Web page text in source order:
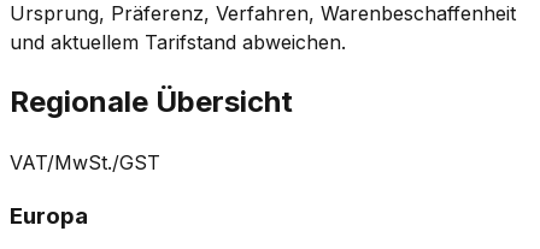
Ursprung, Präferenz, Verfahren, Warenbeschaffenheit
und aktuellem Tarifstand abweichen.
Regionale Übersicht
VAT/MwSt./GST
Europa